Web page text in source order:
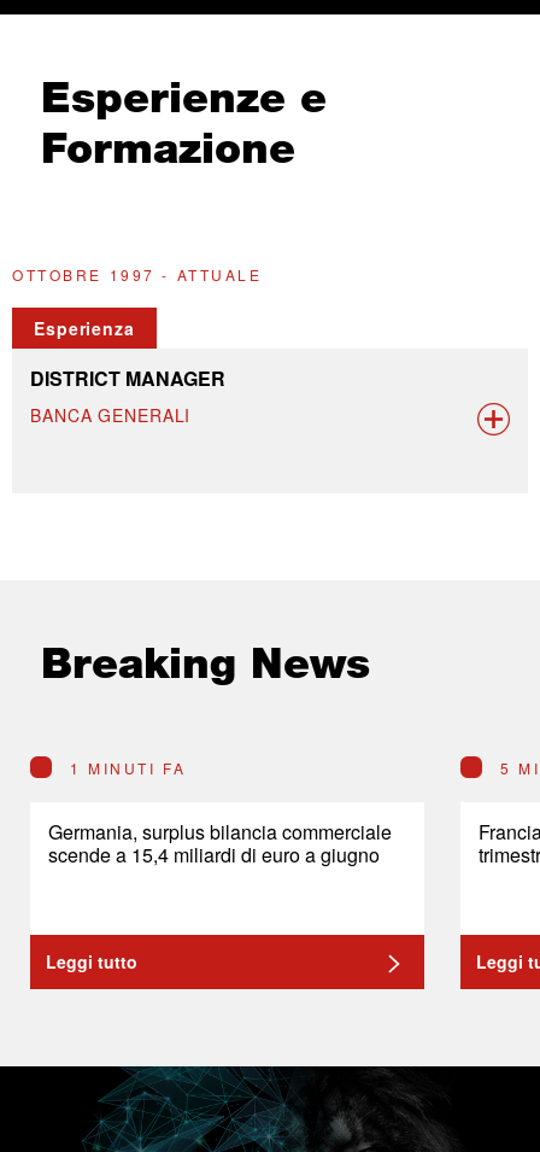
Esperienze e
Formazione
OTTOBRE 1997 - ATTUALE
Esperienza
DISTRICT MANAGER
BANCA GENERALI
Breaking News
1 MINUTI FA
Germania, surplus bilancia commerciale
scende a 15,4 miliardi di euro a giugno
Leggi tutto
5
Leggi